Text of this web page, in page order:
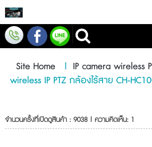
Site Home | IP camera wireless
wireless IP PTZ กล้องไร้สาย CH-
จำนวนครั้งที่เปิดดูสินค้า : 9038 | ความคิดเห็น: 1